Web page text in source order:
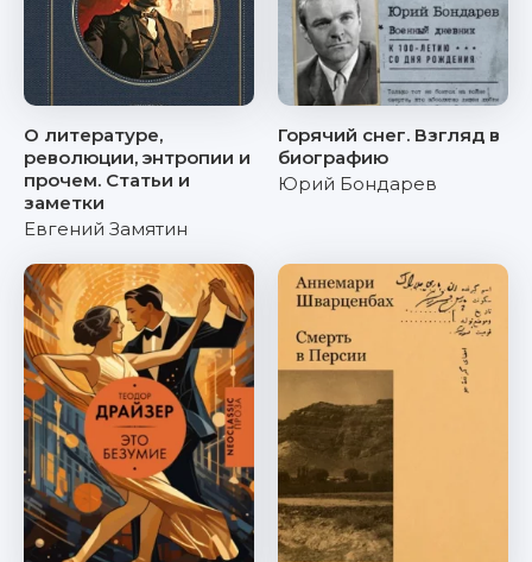
О литературе,
революции, энтропии и
прочем. Статьи и
заметки
Евгений Замятин
Горячий снег. Взгляд в
биографию
Юрий Бондарев